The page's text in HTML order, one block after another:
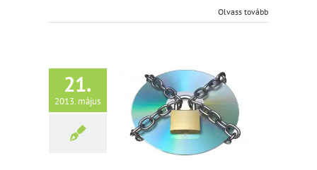
Olvass tovább
21.
2013. május